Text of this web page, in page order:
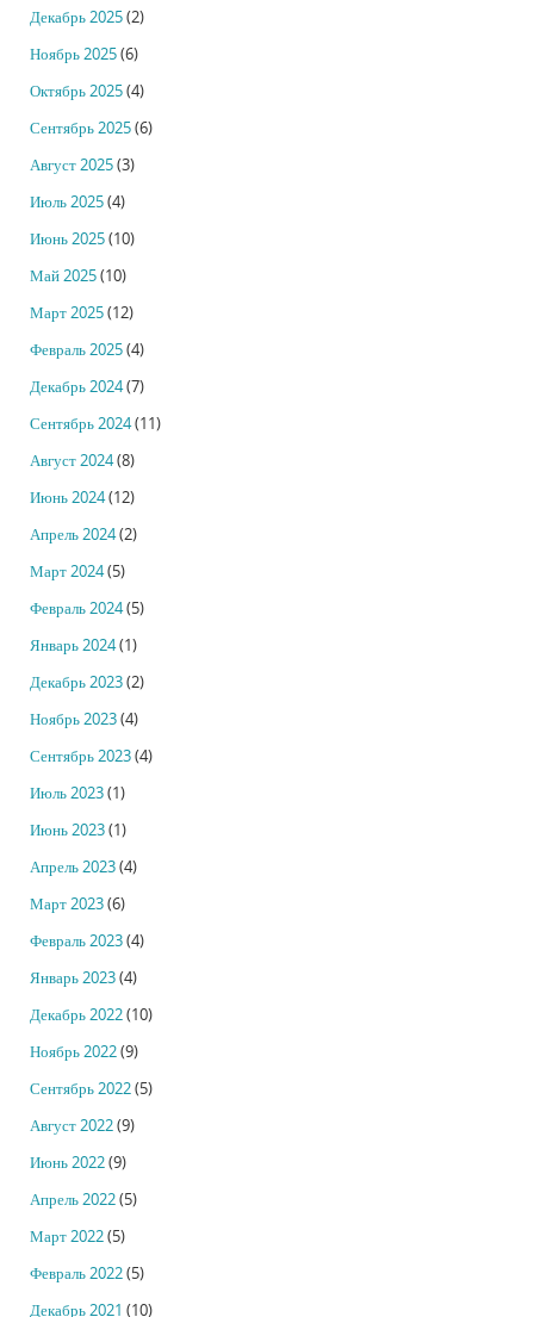
Декабрь 2025(2)
Ноябрь 2025(6)
Октябрь 2025(4)
Сентябрь 2025(6)
Август 2025(3)
Июль 2025(4)
Июнь 2025(10)
Май 2025(10)
Март 2025(12)
Февраль 2025(4)
Декабрь 2024(7)
Сентябрь 2024(11)
Август 2024(8)
Июнь 2024(12)
Апрель 2024(2)
Март 2024(5)
Февраль 2024(5)
Январь 2024(1)
Декабрь 2023(2)
Ноябрь 2023(4)
Сентябрь 2023(4)
Июль 2023(1)
Июнь 2023(1)
Апрель 2023(4)
Март 2023(6)
Февраль 2023(4)
Январь 2023(4)
Декабрь 2022(10)
Ноябрь 2022(9)
Сентябрь 2022(5)
Август 2022(9)
Июнь 2022(9)
Апрель 2022(5)
Март 2022(5)
Февраль 2022(5)
Декабрь 2021 (10)